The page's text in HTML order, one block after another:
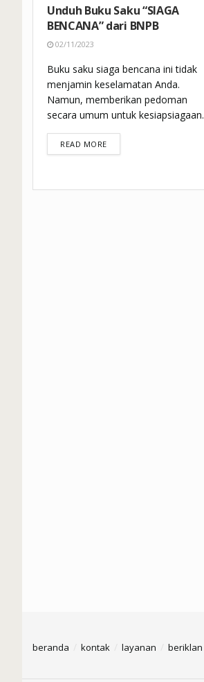
Unduh Buku Saku “SIAGA
BENCANA” dari BNPB
02/11/2023
Buku saku siaga bencana ini tidak
menjamin keselamatan Anda.
Namun, memberikan pedoman
secara umum untuk kesiapsiagaan.
READ MOREDETAILS
beranda kontak layanan beriklan